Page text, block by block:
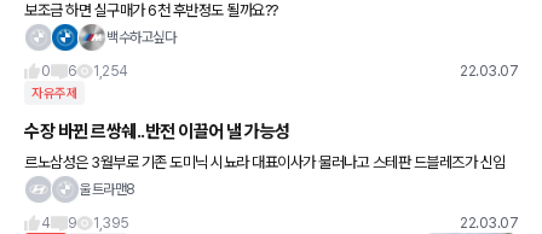
보조금 하면 실구매가 6천 후반정도 될까요??
백수하고싶다
0
6 1,254 22.03.07
자유주제
수장 바뀐 르쌍쉐..반전 이끌어 낼 가능성
르노삼성은 3월부로 기존 도미닉 시뇨라 대표이사가 물러나고 스테판 드블레즈가 신임
CEO로 부임했다. 4년 4개월 만에 교체다. 한국GM 카허 카젬 사장은 올해 5월 임기를
울트라맨8
4
9 1,395 22.03.07